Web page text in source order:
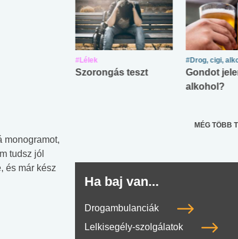
monogramot,
tudsz jól
és már kész
#Lélek
Szorongás teszt
#Drog, cigi,
Gondot
alkohol?
MÉG TÖBB
Ha baj van...
Drogambulanciák
Lelkisegély-szolgálatok